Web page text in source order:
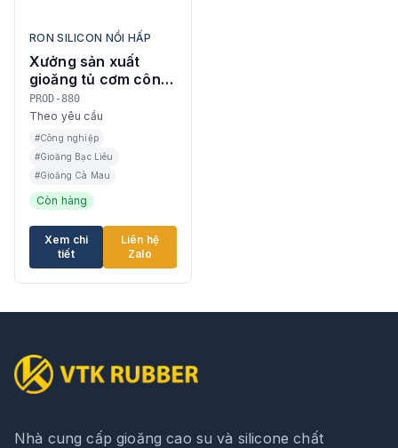
RON SILICON NỒI HẤP
Xưởng sản xuất
gioăng tủ cơm công
nghiệp, tủ cơm ở
Cần Thơ
PROD-880
Theo yêu cầu
#Công nghiệp
#Gioăng Bạc Liêu
#Gioăng Cà Mau
Còn hàng
Xem chi
tiết
Liên hệ
Zalo
Nhà cung cấp gioăng cao su và silicone chất